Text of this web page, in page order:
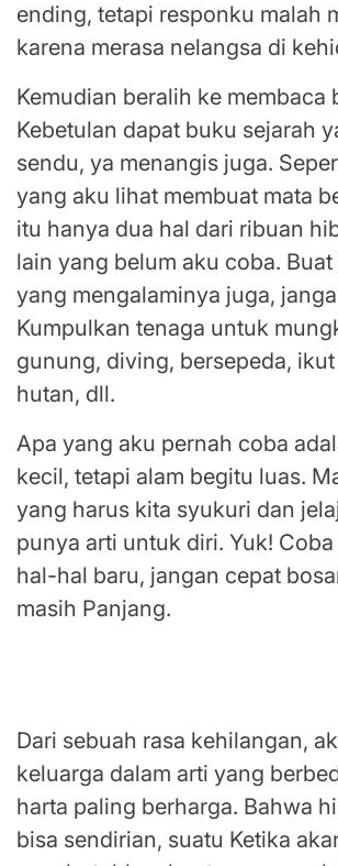
ending, tetapi responku malah
karena merasa nelangsa di
Kemudian beralih ke membaca
Kebetulan dapat buku sejarah
sendu, ya menangis juga.
yang aku lihat membuat mata
itu hanya dua hal dari ribuan
lain yang belum aku coba.
yang mengalaminya juga,
Kumpulkan tenaga untuk
gunung, diving, bersepeda,
hutan, dll.
Apa yang aku pernah coba
kecil, tetapi alam begitu luas.
yang harus kita syukuri dan
punya arti untuk diri. Yuk!
hal-hal baru, jangan cepat
masih Panjang.
Dari sebuah rasa kehilangan,
keluarga dalam arti yang
harta paling berharga. Bahwa
bisa sendirian, suatu Ketika